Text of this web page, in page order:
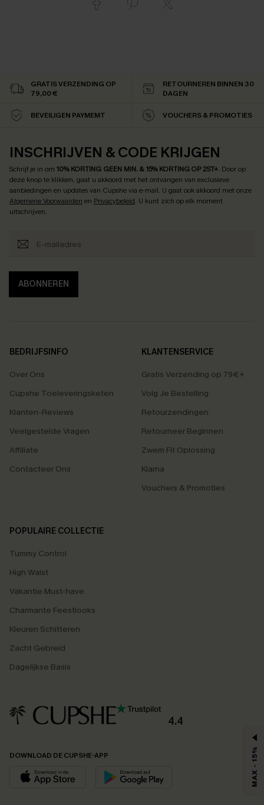
GRATIS VERZENDING OP
79,00 €
RETOURNEREN BINNEN 30
DAGEN
BEVEILIGEN PAYMEMT VOUCHERS & PROMOTIES
INSCHRIJVEN & CODE KRIJGEN
Schrijf je in om 10% KORTING GEEN MIN. & 15% KORTING OP 2ST+. Door op
deze knop te klikken, gaat u akkoord met het ontvangen van exclusieve
aanbiedingen en updates van Cupshe via e-mail. U gaat ook akkoord met onze
Algemene Voorwaarden en Privacybeleid. U kunt zich op elk moment
uitschrijven.
ABONNEREN
BEDRIJFSINFO
Over Ons
Cupshe Toeleveringsketen
Klanten-Reviews
Veelgestelde Vragen
Affiliate
Contacteer Ons
KLANTENSERVICE
Gratis Verzending op 79€+
Volg Je Bestelling
Retourzendingen
Retourneer Beginnen
Zwem Fit Oplossing
Klarna
Vouchers & Promoties
POPULAIRE COLLECTIE
Tummy Control
High Waist
Vakantie Must-have
Charmante Feestlooks
Kleuren Schitteren
Zacht Gebreid
Dagelijkse Basis
4.4
DOWNLOAD DE CUPSHE-APP MAX - 15%